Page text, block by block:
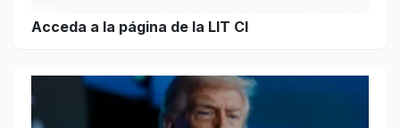
Acceda a la página de la LIT CI